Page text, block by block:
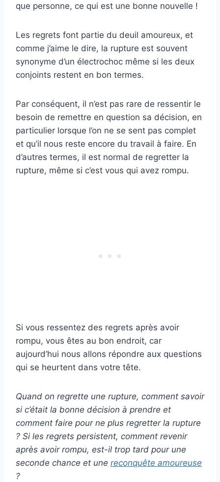
que personne, ce qui est une bonne nouvelle !
Les regrets font partie du deuil amoureux, et
comme j’aime le dire, la rupture est souvent
synonyme d’un électrochoc même si les deux
conjoints restent en bon termes.
Par conséquent, il n’est pas rare de ressentir le
besoin de remettre en question sa décision, en
particulier lorsque l’on ne se sent pas complet
et qu’il nous reste encore du travail à faire. En
d’autres termes, il est normal de regretter la
rupture, même si c’est vous qui avez rompu.
Si vous ressentez des regrets après avoir
rompu, vous êtes au bon endroit, car
aujourd’hui nous allons répondre aux questions
qui se heurtent dans votre tête.
Quand on regrette une rupture, comment savoir
si c’était la bonne décision à prendre et
comment faire pour ne plus regretter la rupture
? Si les regrets persistent, comment revenir
après avoir rompu, est-il trop tard pour une
seconde chance et une reconquête amoureuse
?